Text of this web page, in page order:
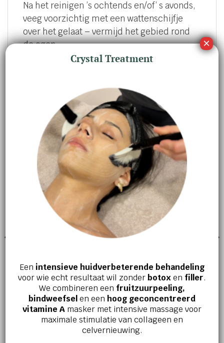
Na het reinigen ’s ochtends en/of’ s avonds,
veeg voorzichtig met een wattenschijfje
over het gelaat – vermijd het gebied rond
de ogen.
Laat drogen alvorens de rest van het
huidverzorgingsregime voort te zetten.
GERELATEERDE PRODUCTEN
GEZICHTSVERZORGING
R-retinoate eye serum
119,95
GEZICHTSVERZORGING
R-retinoate intense
€255,00
Crystal Treatment
Een intensieve huidverbeterende behandeling
voor wie echt resultaat wil zonderbotox en filler.
We combineren een fruitzuurpeeling,
bindweefselen een hoog geconcentreerd
vitamine A masker met intensive massage voor
maximale stimulatie van collageen en
celvernieuwing.